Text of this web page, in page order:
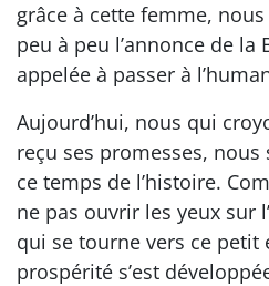
grâce à cette femme,
peu à peu l’annonce de la
appelée à passer à
Aujourd’hui, nous qui
reçu ses promesses,
ce temps de l’histoire.
ne pas ouvrir les yeux sur
qui se tourne vers ce petit
prospérité s’est